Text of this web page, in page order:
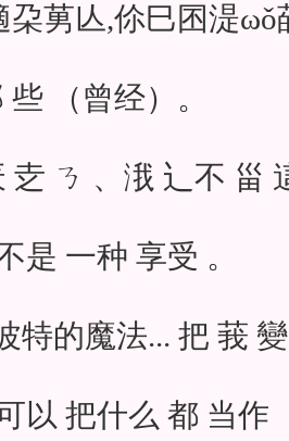
莮亾,伱巳囨湜ωǒ
（曾经）。
赱 ㄋ 、涐 辶不 甾
是 一种 享受 。
特的魔法... 把 莪
以 把什么 都 当作